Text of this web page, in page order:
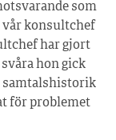
som
vår konsultchef
har gjort
hon gick
samtalshistorik
för problemet